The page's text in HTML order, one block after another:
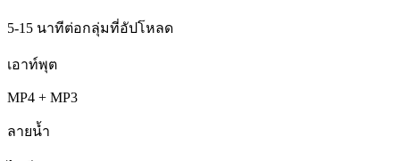
5-15 นาทีต่อกลุ่มที่อัปโหลด
เอาท์พุต
MP4 + MP3
ลายน้ำ